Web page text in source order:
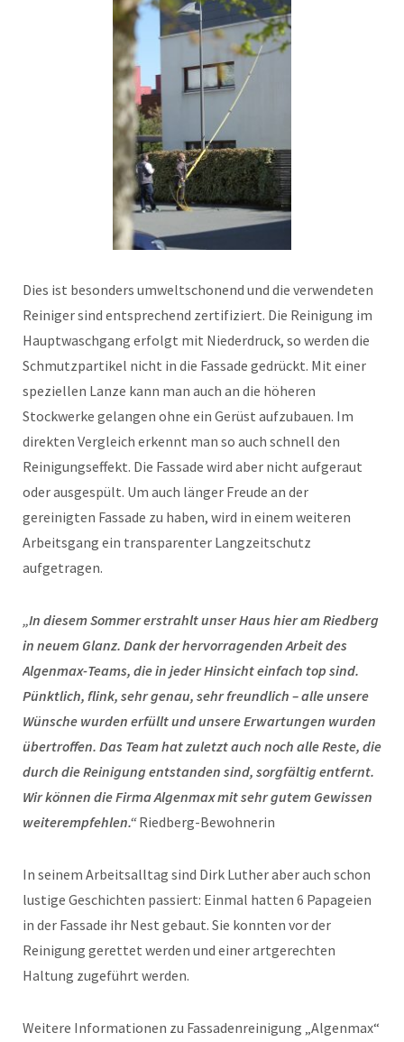
Dies ist besonders umweltschonend und die verwendeten
Reiniger sind entsprechend zertifiziert. Die Reinigung im
Hauptwaschgang erfolgt mit Niederdruck, so werden die
Schmutzpartikel nicht in die Fassade gedrückt. Mit einer
speziellen Lanze kann man auch an die höheren
Stockwerke gelangen ohne ein Gerüst aufzubauen. Im
direkten Vergleich erkennt man so auch schnell den
Reinigungseffekt. Die Fassade wird aber nicht aufgeraut
oder ausgespült. Um auch länger Freude an der
gereinigten Fassade zu haben, wird in einem weiteren
Arbeitsgang ein transparenter Langzeitschutz
aufgetragen.
„In diesem Sommer erstrahlt unser Haus hier am Riedberg
in neuem Glanz. Dank der hervorragenden Arbeit des
Algenmax-Teams, die in jeder Hinsicht einfach top sind.
Pünktlich, flink, sehr genau, sehr freundlich – alle unsere
Wünsche wurden erfüllt und unsere Erwartungen wurden
übertroffen. Das Team hat zuletzt auch noch alle Reste, die
durch die Reinigung entstanden sind, sorgfältig entfernt.
Wir können die Firma Algenmax mit sehr gutem Gewissen
weiterempfehlen.“Riedberg-Bewohnerin
In seinem Arbeitsalltag sind Dirk Luther aber auch schon
lustige Geschichten passiert: Einmal hatten 6 Papageien
in der Fassade ihr Nest gebaut. Sie konnten vor der
Reinigung gerettet werden und einer artgerechten
Haltung zugeführt werden.
Weitere Informationen zu Fassadenreinigung „Algenmax“